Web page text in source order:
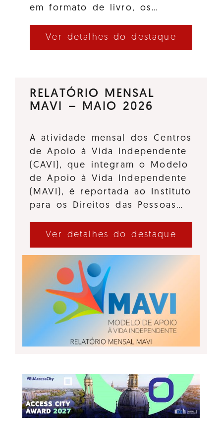
em formato de livro, os…
Ver detalhes do destaque
RELATÓRIO MENSAL
MAVI – MAIO 2026
A atividade mensal dos Centros
de Apoio à Vida Independente
(CAVI), que integram o Modelo
de Apoio à Vida Independente
(MAVI), é reportada ao Instituto
para os Direitos das Pessoas…
Ver detalhes do destaque